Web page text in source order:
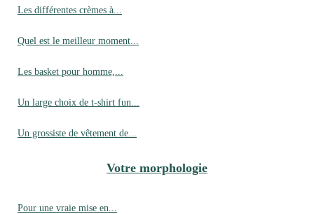
Les différentes crèmes à...
Quel est le meilleur moment...
Les basket pour homme,...
Un large choix de t-shirt fun...
Un grossiste de vêtement de...
Votre morphologie
Pour une vraie mise en...